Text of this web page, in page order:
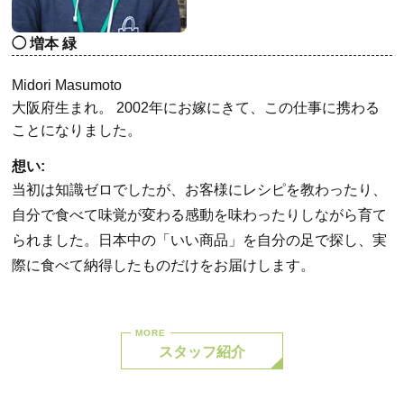
増本 緑
Midori Masumoto
大阪府生まれ。 2002年にお嫁にきて、この仕事に携わる
ことになりました。
想い:
当初は知識ゼロでしたが、お客様にレシピを教わったり、
自分で食べて味覚が変わる感動を味わったりしながら育て
られました。日本中の「いい商品」を自分の足で探し、実
際に食べて納得したものだけをお届けします。
スタッフ紹介